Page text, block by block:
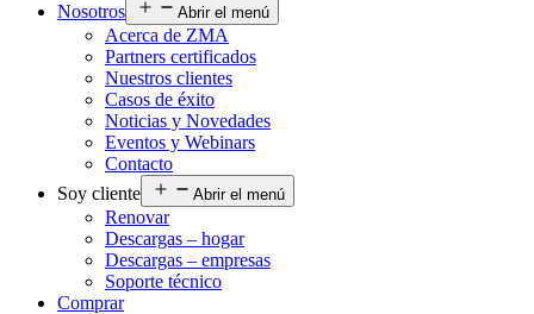
Nosotros
Abrir el menú
Acerca de ZMA
Partners certificados
Nuestros clientes
Casos de éxito
Noticias y Novedades
Eventos y Webinars
Contacto
Soy cliente
Abrir el menú
Renovar
Descargas – hogar
Descargas – empresas
Soporte técnico
Comprar